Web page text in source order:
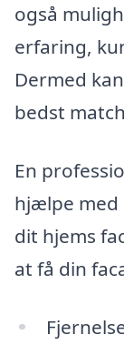
også
erfaring,
Dermed
bedst
En
hjælpe med
dit hjems
at få din